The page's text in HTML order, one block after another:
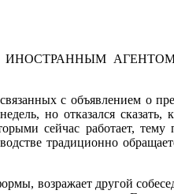
с объявлением о
но отказался
сейчас работает,
традиционно
возражает другой